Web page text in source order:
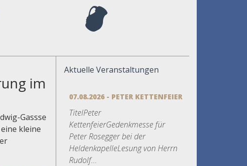
im
Gassse
kleine
Aktuelle Veranstaltungen
07.08.2026 - PETER KETTENFEIER
TitelPeter
KettenfeierGedenkmesse für
Peter Rosegger bei der
HeldenkapelleLesung von Herrn
Rudolf...